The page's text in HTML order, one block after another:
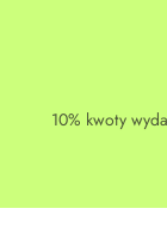
10% kwoty